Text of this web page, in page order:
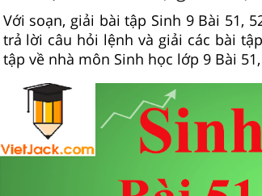
Với soạn, giải bài tập Sinh 9 Bài 51,
trả lời câu hỏi lệnh và giải các bài
tập về nhà môn Sinh học lớp 9 Bài